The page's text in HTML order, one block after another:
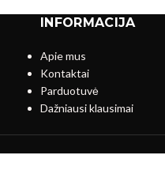
INFORMACIJA
Apie mus
Kontaktai
Parduotuvė
Dažniausi klausimai